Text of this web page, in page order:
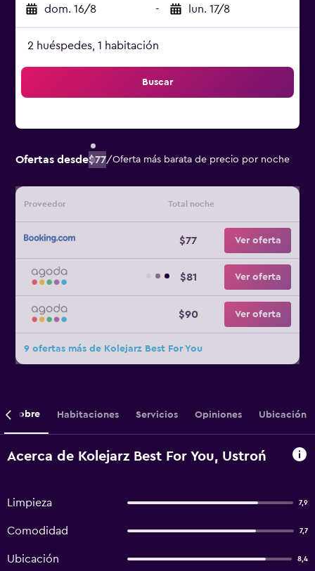
dom. 16/8 - lun. 17/8
2 huéspedes, 1 habitación
Buscar
Ofertas desde$77/Oferta más barata de precio por noche
Proveedor Total noche
$77 Ver oferta
$81 Ver oferta
$90 Ver oferta
9 ofertas más de Kolejarz Best For You
Sobre Habitaciones Servicios Opiniones Ubicación
Acerca de Kolejarz Best For You, Ustroń
Limpieza 7,9
Comodidad 7,7
Ubicación 8,4